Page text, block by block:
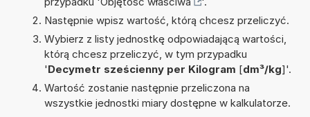
Następnie wpisz wartość, którą chcesz przeliczyć.
Wybierz z listy jednostkę odpowiadającą wartości,
którą chcesz przeliczyć, w tym przypadku
'Decymetr sześcienny per Kilogram [dm³/kg]'.
Wartość zostanie następnie przeliczona na
wszystkie jednostki miary dostępne w kalkulatorze.